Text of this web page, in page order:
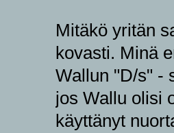
Mitäkö yritän
kovasti. Minä
Wallun "D/s" -
jos Wallu olisi
käyttänyt